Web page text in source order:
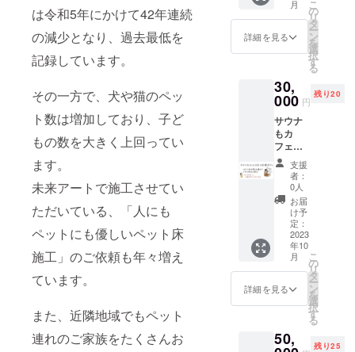
は令和5年にかけて42年連続
の減少となり、過去最低を
記録しています。
その一方で、犬や猫のペッ
ト数は増加しており、子ど
もの数を大きく上回ってい
ます。
未来アートで施工させてい
ただいている、「人にも
ペットにも優しいペット床
施工」のご依頼も年々増え
ています。
また、近隣地域でもペット
連れのご家族をたくさんお
ご予約
ページ
に作
ディン
グご支
用のご
予約
フォー
ムから
ご予約
いただ
きま
す。そ
の際、
ご支援
いただ
いた際
援者様
番号を
きま
る、ク
ラウド
ファン
用のご
予約
ムから
ご予約
いただ
きま
す。そ
の際、
ご支援
いただ
いた際
のご支
援者様
番号を
ご記入
いただ
期限：
saun.co
m）に
スポン
企業名
を掲載
いたし
ます。
※備考欄
に掲載
ご希望
の企業
名をご
記入く
ださ
い。 掲
載期
間：
2024年
9月まで
月
詳細を見る
こ
の
リ
タ
ー
ン
を
選
択
す
る
30,
000 円
残り20
サウナ
もカ
フェも
全力応
援プラ
ン サウ
ナ利用
券8名様
まで
（平日
土日祝
いつで
も）※通
常8名で
39000
円お得
ロース
支援
者：
0人
お届
け予
定：
2023
年10
月
詳細を見る
こ
の
リ
タ
ー
ン
を
選
択
す
る
50, 残り25